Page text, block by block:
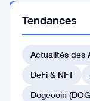
DU BITCOIN
réduction
Tendances
Actualités des
DeFi & NFT
Dogecoin